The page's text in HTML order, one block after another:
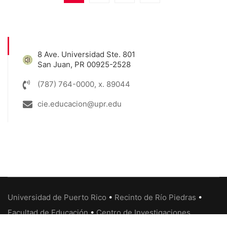
8 Ave. Universidad Ste. 801
San Juan, PR 00925-2528
(787) 764-0000, x. 89044
cie.educacion@upr.edu
Universidad de Puerto Rico • Recinto de Río Piedras •
Facultad de Educación•Centro de Investigaciones